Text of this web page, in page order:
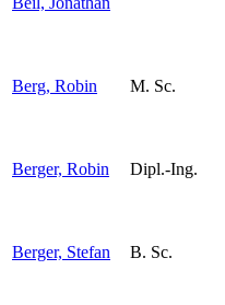
Berg, Robin M. Sc.
Berger, Robin Dipl.-Ing.
Berger, Stefan B. Sc.